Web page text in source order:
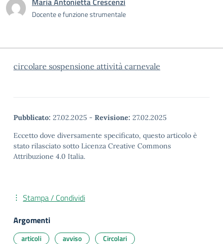
Docente e funzione strumentale
circolare sospensione attività carnevale
Pubblicato: 27.02.2025 - Revisione: 27.02.2025
Eccetto dove diversamente specificato, questo articolo è
stato rilasciato sotto Licenza Creative Commons
Attribuzione 4.0 Italia.
Stampa / Condividi
Argomenti
articoli avviso Circolari